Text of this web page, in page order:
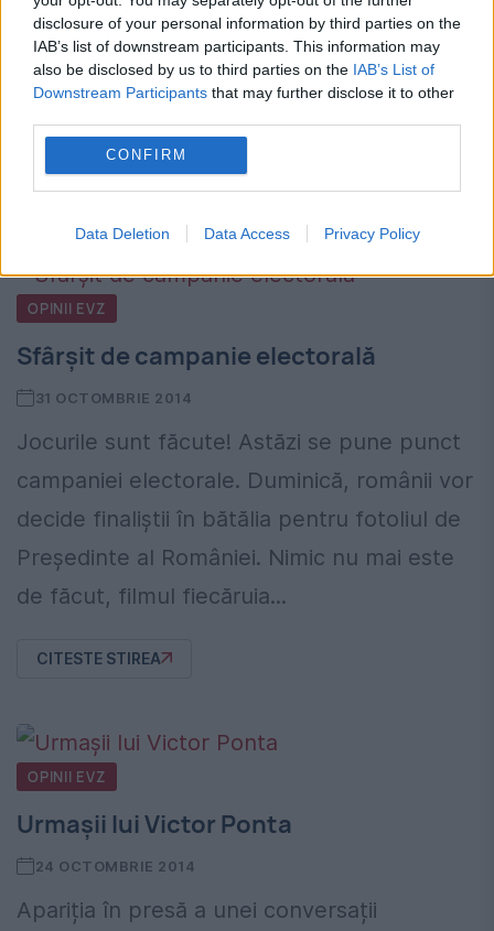
disclosure of your personal information by third parties on the
IAB’s list of downstream participants. This information may
also be disclosed by us to third parties on the IAB’s List of
Downstream Participants that may further disclose it to other
CONFIRM
Data Deletion Data Access Privacy Policy
(cum sună!), imediat după constituirea
grupului de la Visegrád și apariția cărții lui
Samuel Huntington, The Clash of
civilizations, prin presa noastră...
CITESTE STIREA
OPINII EVZ
Sfârșit de campanie electorală
31 OCTOMBRIE 2014
Jocurile sunt făcute! Astăzi se pune punct
campaniei electorale. Duminică, românii vor
decide finaliștii în bătălia pentru fotoliul de
Președinte al României. Nimic nu mai este
de făcut, filmul fiecăruia...
CITESTE STIREA
OPINII EVZ
Urmașii lui Victor Ponta
24 OCTOMBRIE 2014
Apariția în presă a unei conversații